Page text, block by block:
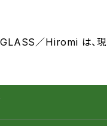
／Hiromi は、現